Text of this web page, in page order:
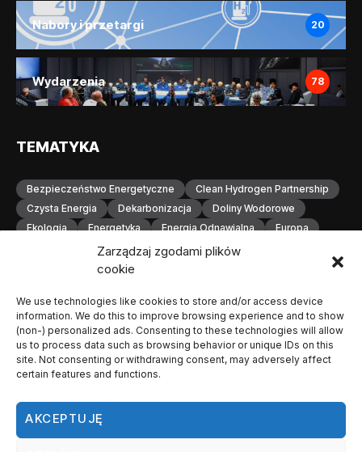
Zarządzaj zgodami plików
cookie
We use technologies like cookies to store and/or access device
information. We do this to improve browsing experience and to show
(non-) personalized ads. Consenting to these technologies will allow
us to process data such as browsing behavior or unique IDs on this
site. Not consenting or withdrawing consent, may adversely affect
certain features and functions.
AKCEPTUJĘ
Nabory i przetargi 20
Wydarzenia 78
TEMATYKA
Bezpieczeństwo Energetyczne
Clean Hydrogen Partnership
Czysta Energia
Dekarbonizacja
Doliny Wodorowe
Ekologia
Energetyka Energia Odnawialna
Europa
Gospodarka Wodorowa
H2
Hydrogen Europe
Infrastruktura Wodorowa
Magazynowanie Energii
Magazynowanie Wodoru
Małopolska
Neutralność Klimatyczna
Odnawialne Źródła Energii
Ogniwa Paliwowe
Orlen
OZE
Polska Produkcja Wodoru
Przemysł
Technologia Wodorowa
Technologie Wodorowe
Transformacja Energetyczna
Transport Wodorowy
Unia Europejska Wodorowa